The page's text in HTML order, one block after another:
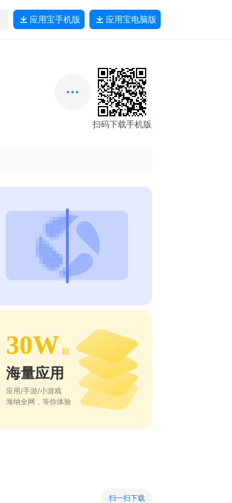
应用宝手机版 应用宝电脑版
扫码下载手机版
30W 款
海量应用
应用/手游/小游戏
海纳全网，等你体验
扫一扫下载